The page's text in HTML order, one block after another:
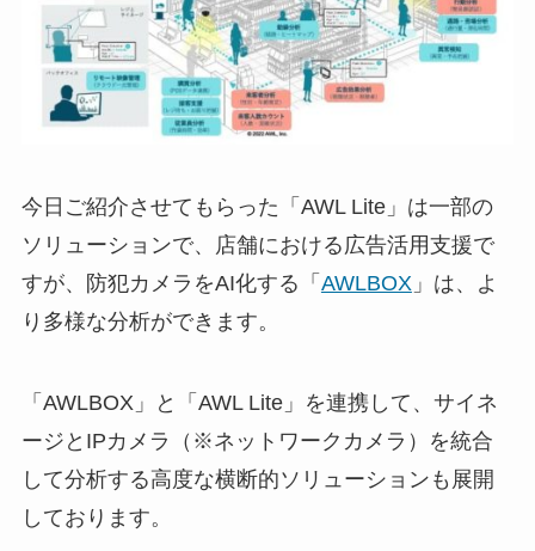
今日ご紹介させてもらった「AWL Lite」は一部の
ソリューションで、店舗における広告活用支援で
すが、防犯カメラをAI化する「 AWLBOX 」は、よ
り多様な分析ができます。
「AWLBOX」と「AWL Lite」を連携して、サイネ
ージとIPカメラ（※ネットワークカメラ）を統合
して分析する高度な横断的ソリューションも展開
しております。